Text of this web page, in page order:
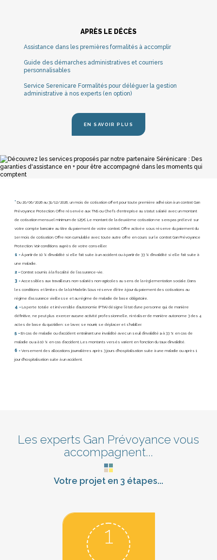
APRÈS LE DÉCÈS
Assistance dans les premières formalités à accomplir
Guide des démarches administratives et courriers
personnalisables
Service Serenicare Formalités pour déléguer la gestion
administrative à nos experts (en option)
EN SAVOIR PLUS
* Du 20/06/2026 au 31/12/2026, un mois de cotisation offert pour toute première adhésion à un contrat Gan
Prévoyance Protection. Offre réservée aux TNS ou Chefs d'entreprise au statut salarié avec un montant
de cotisation mensuel minimum de 125€. Le montant de la deuxième cotisation ne sera pas prélevé sur
votre compte bancaire au titre du paiement de votre contrat. Offre activée sous réserve du paiement du
1er mois de cotisation. Offre non cumulable avec toute autre offre en cours sur le contrat Gan Prévoyance
Protection. Voir conditions auprès de votre conseiller.
1 - À partir de 10 % d’invalidité si elle fait suite à un accident ou à partir de 33 % d’invalidité si elle fait suite à
une maladie.
2 - Contrat soumis à la fiscalité de l’assurance-vie.
3 - Accessibles aux travailleurs non-salariés non-agricoles au sens de la règlementation sociale. Dans
les conditions et limites de la loi Madelin. Sous réserve d’être à jour du paiement des cotisations au
régime d’assurance vieillesse et au régime de maladie de base obligatoire.
4 - La perte totale et irréversible d’autonomie (PTIA) désigne l’état d’une personne qui, de manière
définitive, ne peut plus exercer aucune activité professionnelle, ni réaliser de manière autonome 3 des 4
actes de base du quotidien : se laver, se nourrir, se déplacer et s’habiller.
5 - En cas de maladie ou d’accident entraînant une invalidité avec un seuil d’invalidité ≥ à 33 % en cas de
maladie ou ≥ à 10 % en cas d’accident. Les montants versés varient en fonction du taux d’invalidité.
6 - Versement des allocations journalières après 3 jours d’hospitalisation suite à une maladie ou après 1
jour d’hospitalisation suite à un accident.
Les experts Gan Prévoyance vous
accompagnent...
Votre projet en 3 étapes...
1